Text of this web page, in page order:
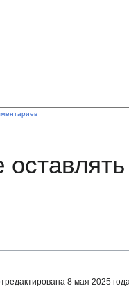
8 мая 2025